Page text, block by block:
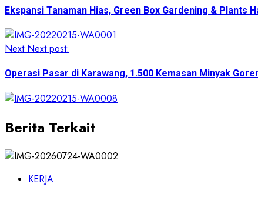
Ekspansi Tanaman Hias, Green Box Gardening & Plants
Next Next post:
Operasi Pasar di Karawang, 1.500 Kemasan Minyak
Berita Terkait
KERJA